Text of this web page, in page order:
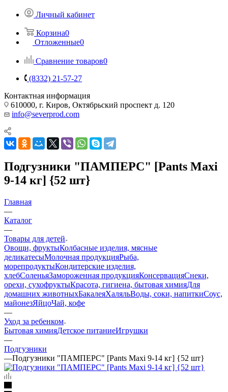
Личный кабинет
Корзина0
Отложенные0
Сравнение товаров0
(8332) 21-57-27
Контактная информация
610000, г. Киров, Октябрьский проспект д. 120
info@severprod.com
Подгузники "ПАМПЕРС" [Pants Maxi
9-14 кг] {52 шт}
Главная
—
Каталог
—
Товары для детей
Овощи, фруктыКолбасные изделия, мясные
деликатесыМолочная продукцияРыба,
морепродуктыКондитерские изделия,
хлебСоленьяЗамороженная продукцияКонсервацияСнеки,
орехи, сухофруктыКрасота, гигиена, бытовая химияДля
домашних животныхБакалеяХаляльВоды, соки, напиткиСоус,
майонезЯйцоЧай, кофе
—
Уход за ребенком
Бытовая химияДетское питаниеИгрушки
—
Подгузники
—Подгузники "ПАМПЕРС" [Pants Maxi 9-14 кг] {52 шт}